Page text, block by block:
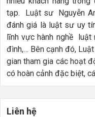
tạp. Luật sư Nguyễn
đánh giá là luật sư uy
lĩnh vực hành nghề luật
đình,… Bên cạnh đó,
gian tham gia các hoạt
có hoàn cảnh đặc biệt,
Liên hệ